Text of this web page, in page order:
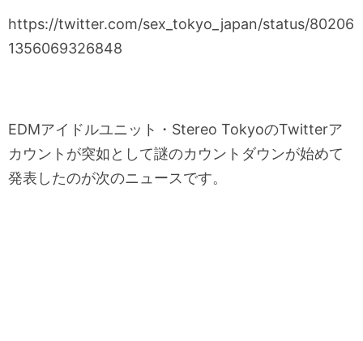
https://twitter.com/sex_tokyo_japan/status/80206
1356069326848
EDMアイドルユニット・Stereo TokyoのTwitterア
カウントが突如として謎のカウントダウンが始めて
発表したのが次のニュースです。